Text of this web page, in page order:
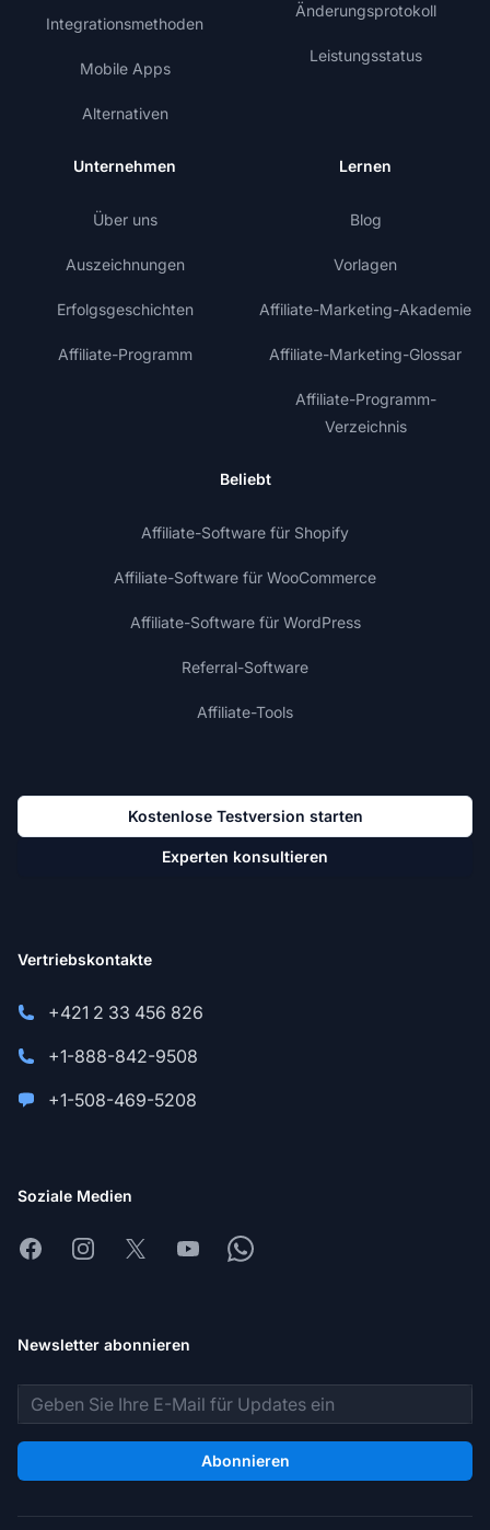
Integrationsmethoden
Mobile Apps
Alternativen
Änderungsprotokoll
Leistungsstatus
Unternehmen
Über uns
Auszeichnungen
Erfolgsgeschichten
Affiliate-Programm
Lernen
Blog
Vorlagen
Affiliate-Marketing-Akademie
Affiliate-Marketing-Glossar
Affiliate-Programm-
Verzeichnis
Beliebt
Affiliate-Software für Shopify
Affiliate-Software für WooCommerce
Affiliate-Software für WordPress
Referral-Software
Affiliate-Tools
Kostenlose Testversion starten
Experten konsultieren
Vertriebskontakte
+421 2 33 456 826
+1-888-842-9508
+1-508-469-5208
Soziale Medien
FacebookInstagram
X YoutubeWhatsapp
Newsletter abonnieren
E-Mail-Adresse
Abonnieren